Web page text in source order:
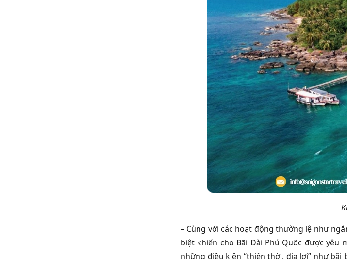
– Cùng với các hoạt động thường lệ như
biệt khiến cho Bãi Dài Phú Quốc được yêu
những điều kiện “thiên thời, địa lợi” như